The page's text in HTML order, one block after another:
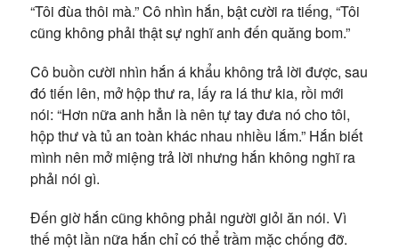
“Tôi đùa thôi mà.” Cô nhìn hắn, bật cười ra tiếng, “Tôi
cũng không phải thật sự nghĩ anh đến quăng bom.”
Cô buồn cười nhìn hắn á khẩu không trả lời được, sau
đó tiến lên, mở hộp thư ra, lấy ra lá thư kia, rồi mới
nói: “Hơn nữa anh hẳn là nên tự tay đưa nó cho tôi,
hộp thư và tủ an toàn khác nhau nhiều lắm.” Hắn biết
mình nên mở miệng trả lời nhưng hắn không nghĩ ra
phải nói gì.
Đến giờ hắn cũng không phải người giỏi ăn nói. Vì
thế một lần nữa hắn chỉ có thể trầm mặc chống đỡ.